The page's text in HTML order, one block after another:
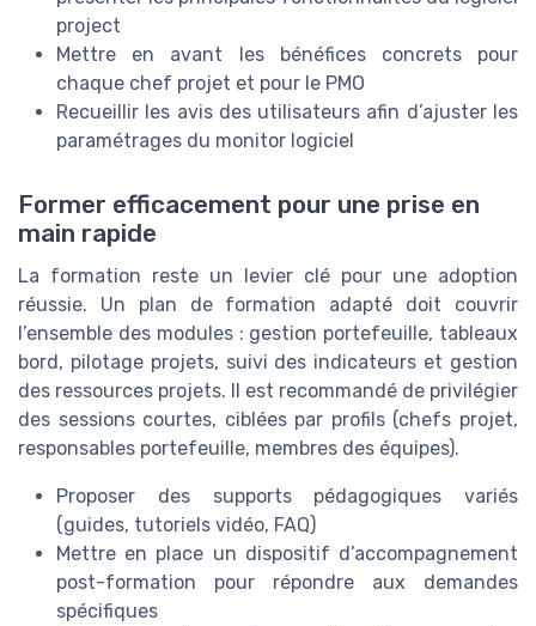
project
Mettre en avant les bénéfices concrets pour
chaque chef projet et pour le PMO
Recueillir les avis des utilisateurs afin d’ajuster les
paramétrages du monitor logiciel
Former efficacement pour une prise en
main rapide
La formation reste un levier clé pour une adoption
réussie. Un plan de formation adapté doit couvrir
l’ensemble des modules : gestion portefeuille, tableaux
bord, pilotage projets, suivi des indicateurs et gestion
des ressources projets. Il est recommandé de privilégier
des sessions courtes, ciblées par profils (chefs projet,
responsables portefeuille, membres des équipes).
Proposer des supports pédagogiques variés
(guides, tutoriels vidéo, FAQ)
Mettre en place un dispositif d’accompagnement
post-formation pour répondre aux demandes
spécifiques